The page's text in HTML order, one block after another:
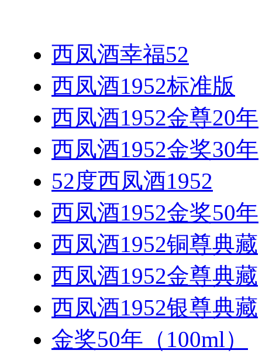
西凤酒幸福52
西凤酒1952标准版
西凤酒1952金尊20年
西凤酒1952金奖30年
52度西凤酒1952
西凤酒1952金奖50年
西凤酒1952铜尊典藏
西凤酒1952金尊典藏
西凤酒1952银尊典藏
金奖50年（100ml）